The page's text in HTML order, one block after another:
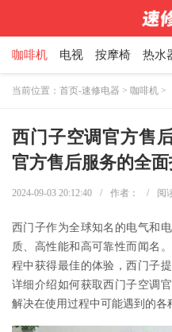
咖啡机 电视 按摩椅 热水
当前位置： 首页-速修电器 > 咖啡机 >
西门子空调官方售
官方售后服务的全
2024-09-03 20:12:40 / 作者： / 阅
西门子作为全球知名的电气和
质、高性能和高可靠性而闻名
程中获得最佳的体验，西门子
详细介绍如何获取西门子空调
解决在使用过程中可能遇到的各